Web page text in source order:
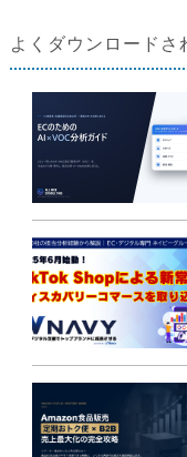
よくダウンロードさ